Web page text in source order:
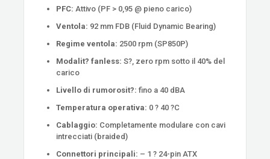
PFC: Attivo (PF > 0,95 @ pieno carico)
Ventola: 92 mm FDB (Fluid Dynamic Bearing)
Regime ventola: 2500 rpm (SP850P)
Modalit? fanless: S?, zero rpm sotto il 40% del
carico
Livello di rumorosit?: fino a 40 dBA
Temperatura operativa: 0 ? 40 ?C
Cablaggio: Completamente modulare con cavi
intrecciati (braided)
Connettori principali: – 1 ? 24-pin ATX